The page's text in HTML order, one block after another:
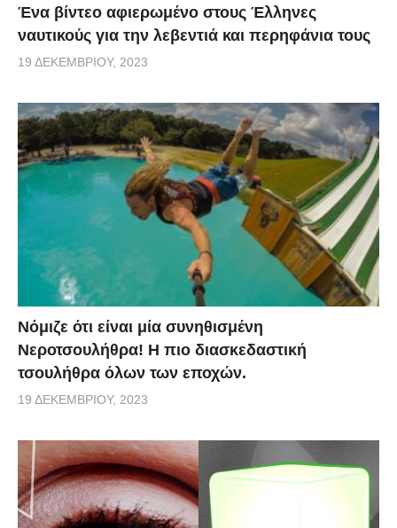
Ένα βίντεο αφιερωμένο στους Έλληνες
ναυτικούς για την λεβεντιά και περηφάνια τους
19 ΔΕΚΕΜΒΡΊΟΥ, 2023
Νόμιζε ότι είναι μία συνηθισμένη
Νεροτσουλήθρα! Η πιο διασκεδαστική
τσουλήθρα όλων των εποχών.
19 ΔΕΚΕΜΒΡΊΟΥ, 2023